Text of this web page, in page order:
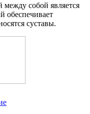
собой является
обеспечивает
суставы.